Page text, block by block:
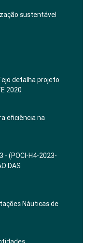
sustentável
detalha projeto
2020
eficiência na
- (POCI-H4-2023-
DAS
Náuticas de